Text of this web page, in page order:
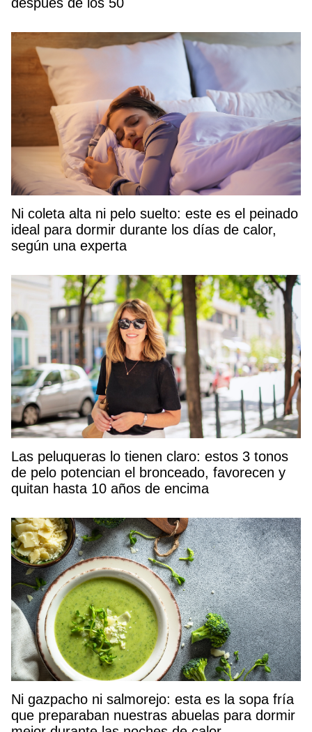
Ni coleta alta ni pelo suelto: este es el peinado
ideal para dormir durante los días de calor,
según una experta
Las peluqueras lo tienen claro: estos 3 tonos
de pelo potencian el bronceado, favorecen y
quitan hasta 10 años de encima
Ni gazpacho ni salmorejo: esta es la sopa fría
que preparaban nuestras abuelas para dormir